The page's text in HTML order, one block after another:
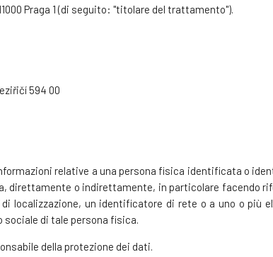
Praga 1 (di seguito: "titolare del trattamento").
594 00
relative a una persona fisica identificata o
direttamente o indirettamente, in particolare facendo
localizzazione, un identificatore di rete o a uno o più
di tale persona fisica.
della protezione dei dati.